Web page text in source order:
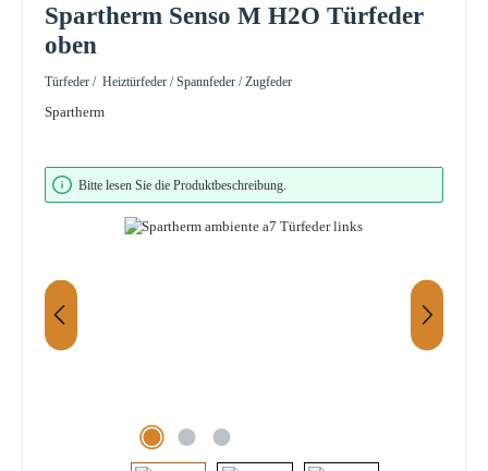
Spartherm Senso M H2O Türfeder
oben
Türfeder / Heiztürfeder / Spannfeder / Zugfeder
Spartherm
Bildergalerie überspringen
Bitte lesen Sie die Produktbeschreibung.